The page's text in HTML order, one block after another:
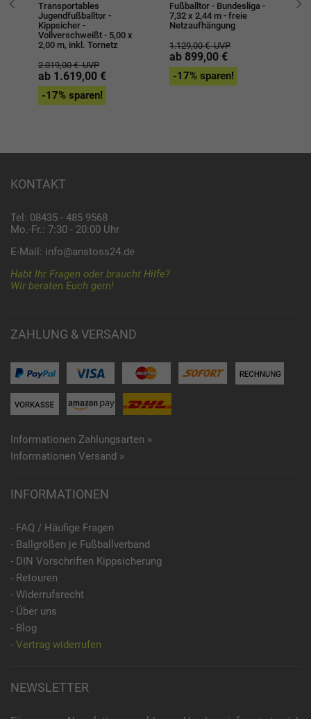
Transportables
Jugendfußballtor -
Kippsicher -
Vollverschweißt - 5,00 x
2,00 m, inkl. Tornetz
2.019,00 €UVP
ab 1.619,00 €
-17% sparen!
Fußballtor - Bundesliga -
7,32 x 2,44 m - freie
Netzaufhängung
1.129,00 €UVP
ab 899,00 €
-17% sparen!
KONTAKT
Tel: 08435 - 485 9568
Mo.-Fr.: 7:30 - 20:00 Uhr
E-Mail: info@anstoss24.de
Habt Ihr Fragen oder braucht Hilfe?
Wir beraten Euch gern!
ZAHLUNG & VERSAND
Informationen Zahlungsarten »
Informationen Versand »
INFORMATIONEN
- FAQ / Häufige Fragen
- Ballgrößen je Fußballverband
- DIN Vorschriften Kippsicherung
- Retouren
- Widerrufsrecht
- Über uns
- Blog
- Vertrag widerrufen
NEWSLETTER